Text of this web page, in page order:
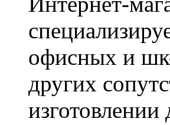
офисных и
других